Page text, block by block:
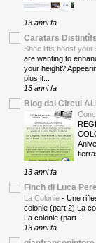
13 anni fa
Caratars Distintîfs
Shoe lifts boost your
are wanting to
your height?
plus it...
13 anni fa
Blog dal Circul
13 anni fa
Finch di Luca
La Colonie - Une
colonie (part 2) La
La colonie (part...
13 anni fa